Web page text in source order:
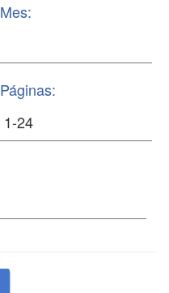
Mes:
Páginas: